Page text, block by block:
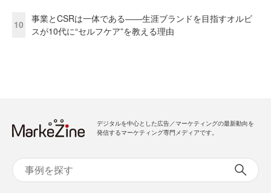
10
事業とCSRは一体である――生涯ブランドを目指すオルビ
スが10代に“セルフケア”を教える理由
デジタルを中心とした広告／マーケティングの最新動向を
発信するマーケティング専門メディアです。